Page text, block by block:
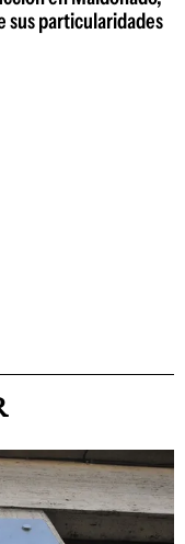
sus particularidades